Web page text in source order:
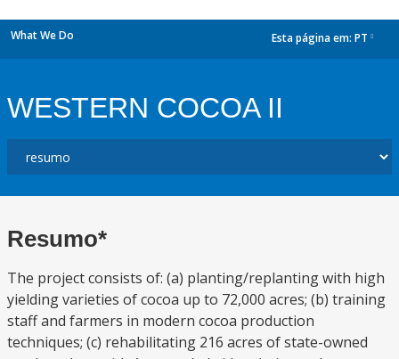
What We Do Esta página em: PT
WESTERN COCOA II
Resumo*
The project consists of: (a) planting/replanting with high
yielding varieties of cocoa up to 72,000 acres; (b) training
staff and farmers in modern cocoa production
techniques; (c) rehabilitating 216 acres of state-owned